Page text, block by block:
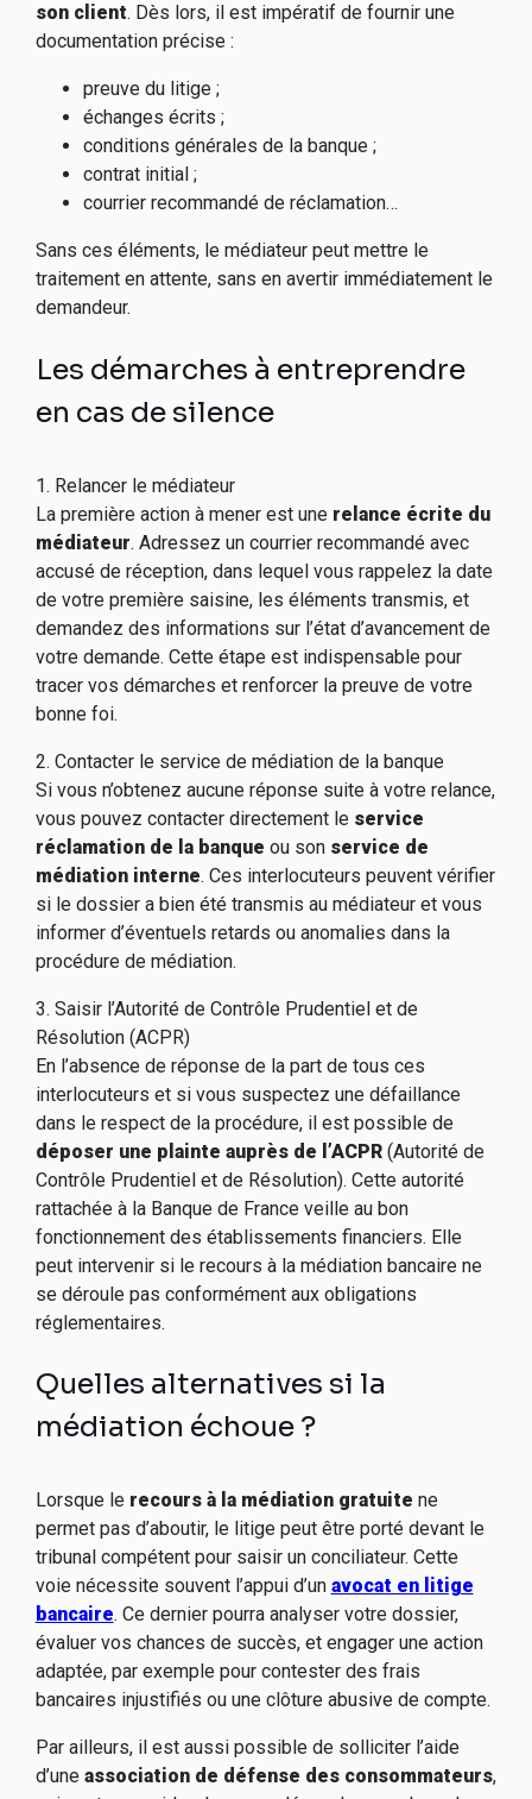
son client. Dès lors, il est impératif de fournir une
documentation précise :
preuve du litige ;
échanges écrits ;
conditions générales de la banque ;
contrat initial ;
courrier recommandé de réclamation…
Sans ces éléments, le médiateur peut mettre le
traitement en attente, sans en avertir immédiatement le
demandeur.
Les démarches à entreprendre
en cas de silence
1. Relancer le médiateur
La première action à mener est une relance écrite du
médiateur. Adressez un courrier recommandé avec
accusé de réception, dans lequel vous rappelez la date
de votre première saisine, les éléments transmis, et
demandez des informations sur l’état d’avancement de
votre demande. Cette étape est indispensable pour
tracer vos démarches et renforcer la preuve de votre
bonne foi.
2. Contacter le service de médiation de la banque
Si vous n’obtenez aucune réponse suite à votre relance,
vous pouvez contacter directement le service
réclamation de la banque ou son service de
médiation interne. Ces interlocuteurs peuvent vérifier
si le dossier a bien été transmis au médiateur et vous
informer d’éventuels retards ou anomalies dans la
procédure de médiation.
3. Saisir l’Autorité de Contrôle Prudentiel et de
Résolution (ACPR)
En l’absence de réponse de la part de tous ces
interlocuteurs et si vous suspectez une défaillance
dans le respect de la procédure, il est possible de
déposer une plainte auprès de l’ACPR(Autorité de
Contrôle Prudentiel et de Résolution). Cette autorité
rattachée à la Banque de France veille au bon
fonctionnement des établissements financiers. Elle
peut intervenir si le recours à la médiation bancaire ne
se déroule pas conformément aux obligations
réglementaires.
Quelles alternatives si la
médiation échoue ?
Lorsque le recours à la médiation gratuite ne
permet pas d’aboutir, le litige peut être porté devant le
tribunal compétent pour saisir un conciliateur. Cette
voie nécessite souvent l’appui d’un avocat en litige
bancaire. Ce dernier pourra analyser votre dossier,
évaluer vos chances de succès, et engager une action
adaptée, par exemple pour contester des frais
bancaires injustifiés ou une clôture abusive de compte.
Par ailleurs, il est aussi possible de solliciter l’aide
d’une association de défense des consommateurs,